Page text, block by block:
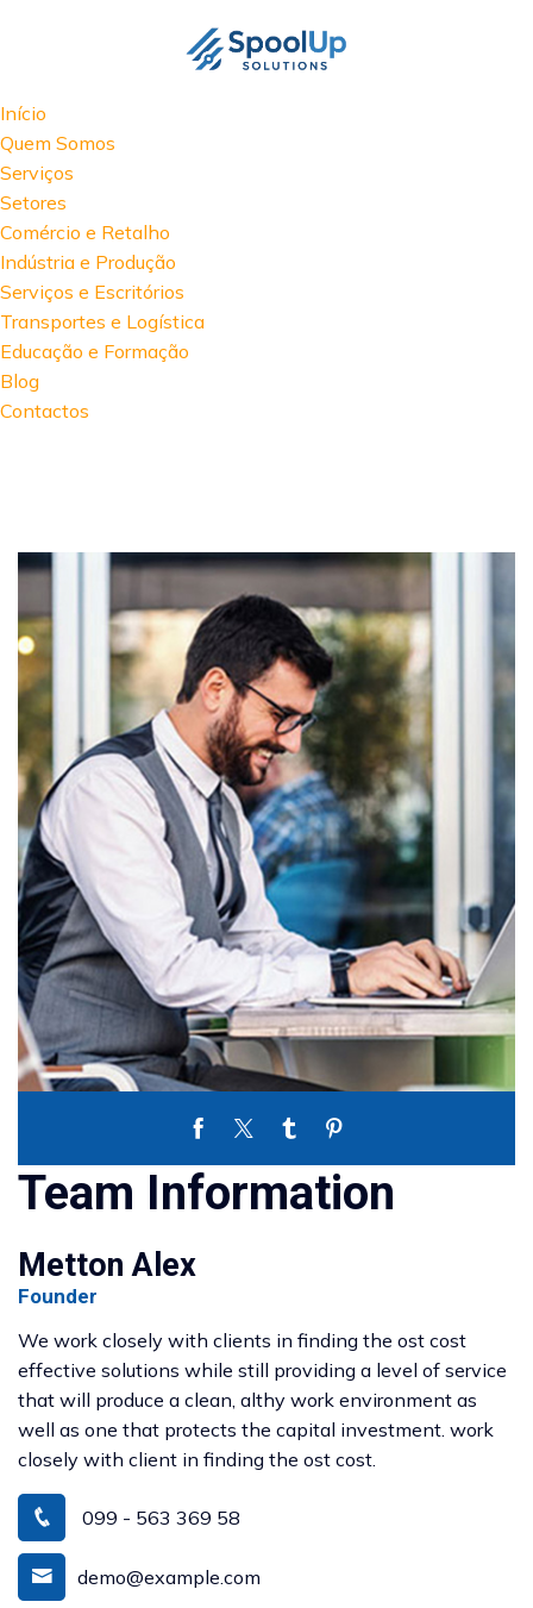
Início
Quem Somos
Serviços
Setores
Comércio e Retalho
Indústria e Produção
Serviços e Escritórios
Transportes e Logística
Educação e Formação
Blog
Contactos
Team Information
Metton Alex
Founder
We work closely with clients in finding the ost cost
effective solutions while still providing a level of service
that will produce a clean, althy work environment as
well as one that protects the capital investment. work
closely with client in finding the ost cost.
099 - 563 369 58
demo@example.com